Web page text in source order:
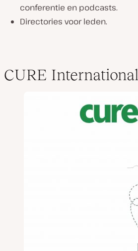
conferentie en podcasts.
Directories voor leden.
CURE International